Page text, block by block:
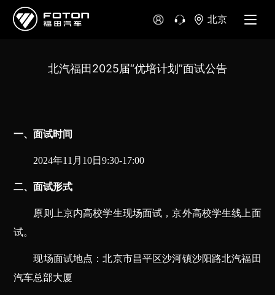
北京
北汽福田2025届“优培计划”面试公告
一、面试时间
2024年11月10日9:30-17:00
二、面试形式
原则上京内高校学生现场面试，京外高校学生线上面
试。
现场面试地点：北京市昌平区沙河镇沙阳路北汽福田
汽车总部大厦